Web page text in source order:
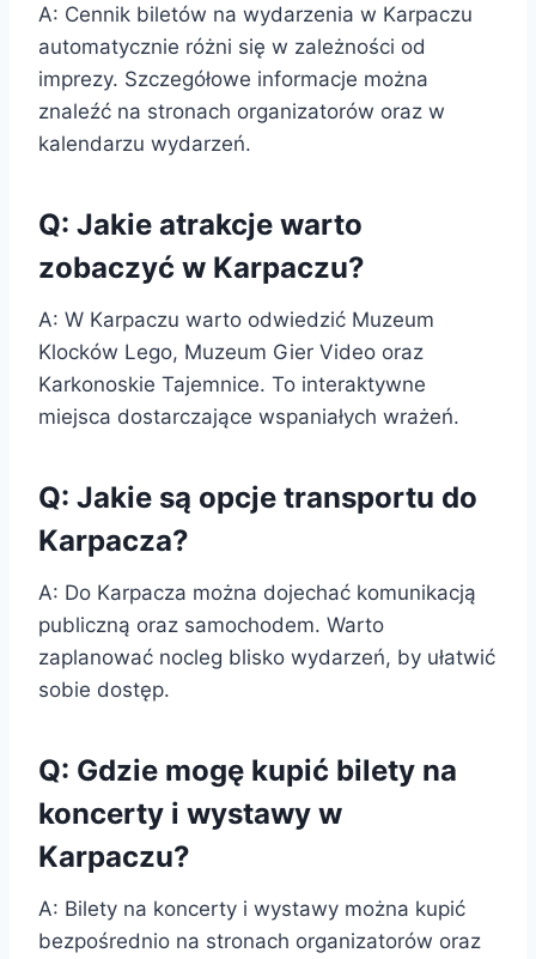
A: Cennik biletów na wydarzenia w Karpaczu
automatycznie różni się w zależności od
imprezy. Szczegółowe informacje można
znaleźć na stronach organizatorów oraz w
kalendarzu wydarzeń.
Q: Jakie atrakcje warto
zobaczyć w Karpaczu?
A: W Karpaczu warto odwiedzić Muzeum
Klocków Lego, Muzeum Gier Video oraz
Karkonoskie Tajemnice. To interaktywne
miejsca dostarczające wspaniałych wrażeń.
Q: Jakie są opcje transportu do
Karpacza?
A: Do Karpacza można dojechać komunikacją
publiczną oraz samochodem. Warto
zaplanować nocleg blisko wydarzeń, by ułatwić
sobie dostęp.
Q: Gdzie mogę kupić bilety na
koncerty i wystawy w
Karpaczu?
A: Bilety na koncerty i wystawy można kupić
bezpośrednio na stronach organizatorów oraz